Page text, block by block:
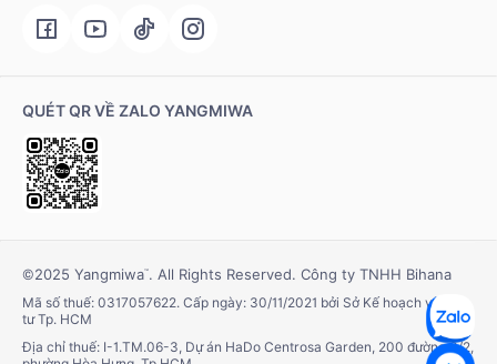
QUÉT QR VỀ ZALO YANGMIWA
©2025 Yangmiwa™. All Rights Reserved. Công ty TNHH Bihana
Mã số thuế: 0317057622. Cấp ngày: 30/11/2021 bởi Sở Kế hoạch và Đầu
tư Tp. HCM
Địa chỉ thuế: I-1.TM.06-3, Dự án HaDo Centrosa Garden, 200 đường 3/2,